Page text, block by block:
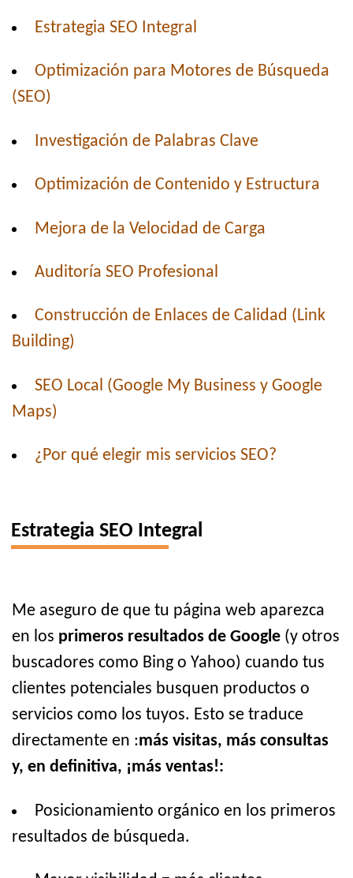
Estrategia SEO Integral
Optimización para Motores de Búsqueda
(SEO)
Investigación de Palabras Clave
Optimización de Contenido y Estructura
Mejora de la Velocidad de Carga
Auditoría SEO Profesional
Construcción de Enlaces de Calidad (Link
Building)
SEO Local (Google My Business y Google
Maps)
¿Por qué elegir mis servicios SEO?
Estrategia SEO Integral
Me aseguro de que tu página web aparezca
en los primeros resultados de Google (y otros
buscadores como Bing o Yahoo) cuando tus
clientes potenciales busquen productos o
servicios como los tuyos. Esto se traduce
directamente en :más visitas, más consultas
y, en definitiva, ¡más ventas!:
Posicionamiento orgánico en los primeros
resultados de búsqueda.